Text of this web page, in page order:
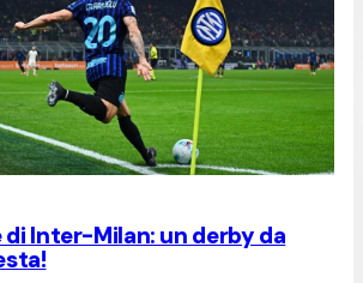
Inter-Milan: un derby da